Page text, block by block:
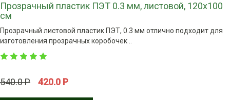
Прозрачный пластик ПЭТ 0.3 мм, листовой, 120х100
см
Прозрачный листовой пластик ПЭТ, 0.3 мм отлично подходит для
изготовления прозрачных коробочек ..
540.0 Р 420.0 Р